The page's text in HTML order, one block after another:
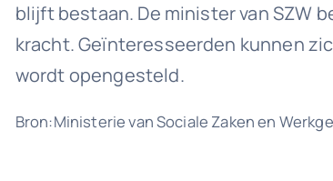
blijft bestaan. De minister van SZW
kracht. Geïnteresseerden kunnen
wordt opengesteld.
Bron:Ministerie van Sociale Zaken en